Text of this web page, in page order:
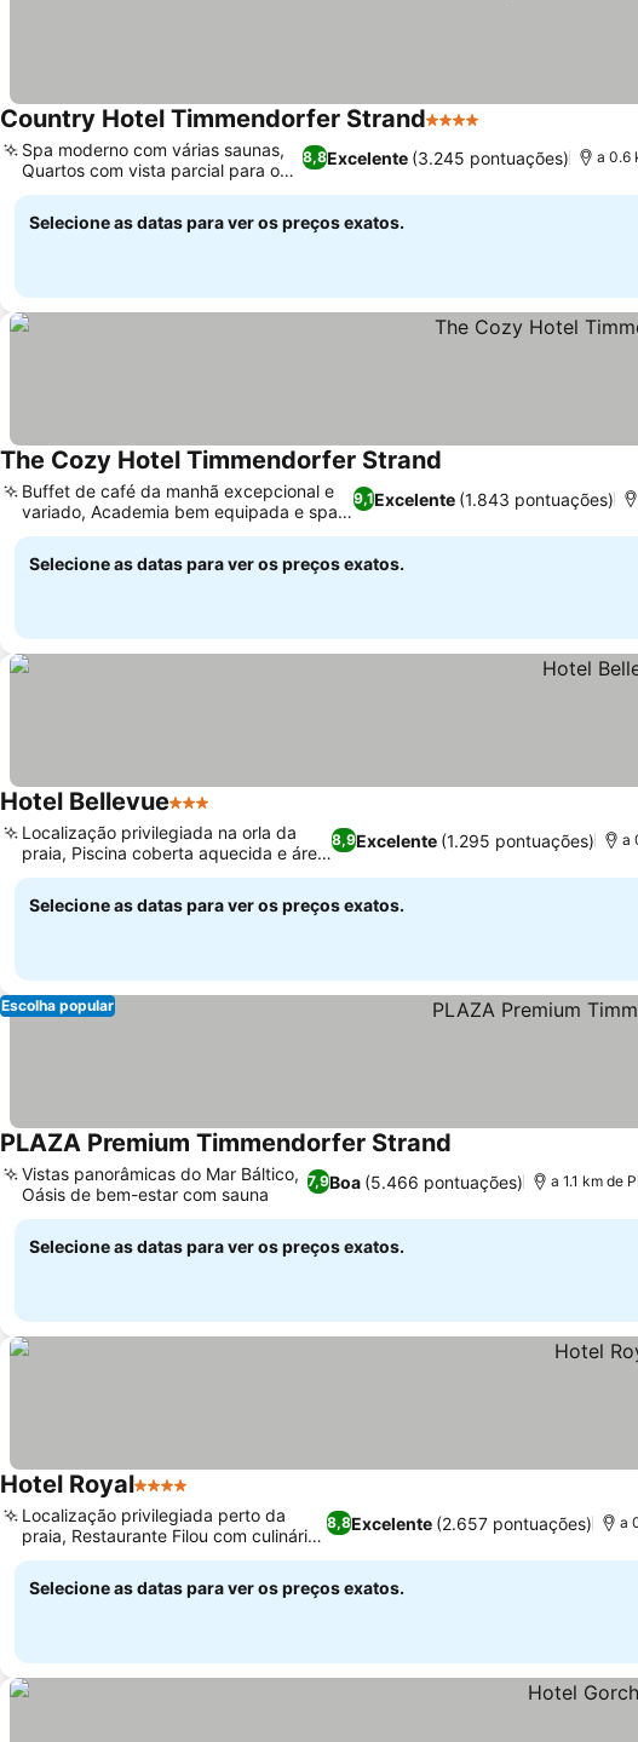
Country Hotel Timmendorfer Strand4 Estrelas
8,8Excelente (3.245 pontuações)
Spa moderno com várias saunas,
Quartos com vista parcial para o
mar
a 0.6
Selecione as datas para ver os preços exatos.
The Cozy Hotel Timmendorfer Strand
9,1Excelente (1.843 pontuações)
Buffet de café da manhã excepcional e
variado, Academia bem equipada e spa
relaxante
Selecione as datas para ver os preços exatos.
Hotel Bellevue3 Estrelas
8,9Excelente (1.295 pontuações)
Localização privilegiada na orla da
praia, Piscina coberta aquecida e área
de spa
a
Selecione as datas para ver os preços exatos.
Escolha popular
PLAZA Premium Timmendorfer Strand
7,9Boa (5.466 pontuações)
Vistas panorâmicas do Mar Báltico,
Oásis de bem-estar com sauna
a 1.1 km de
Selecione as datas para ver os preços exatos.
Hotel Royal4 Estrelas
8,8Excelente (2.657 pontuações)
Localização privilegiada perto da
praia, Restaurante Filou com culinária
regional
a
Selecione as datas para ver os preços exatos.